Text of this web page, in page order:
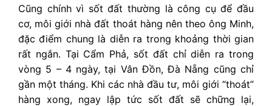
Cũng chính vì sốt đất thường là công cụ để đầu
cơ, môi giới nhà đất thoát hàng nên theo ông Minh,
đặc điểm chung là diễn ra trong khoảng thời gian
rất ngắn. Tại Cẩm Phả, sốt đất chỉ diễn ra trong
vòng 5 – 4 ngày, tại Vân Đồn, Đà Nẵng cũng chỉ
gần một tháng. Khi các nhà đầu tư, môi giới “thoát”
hàng xong, ngay lập tức sốt đất sẽ chững lại,